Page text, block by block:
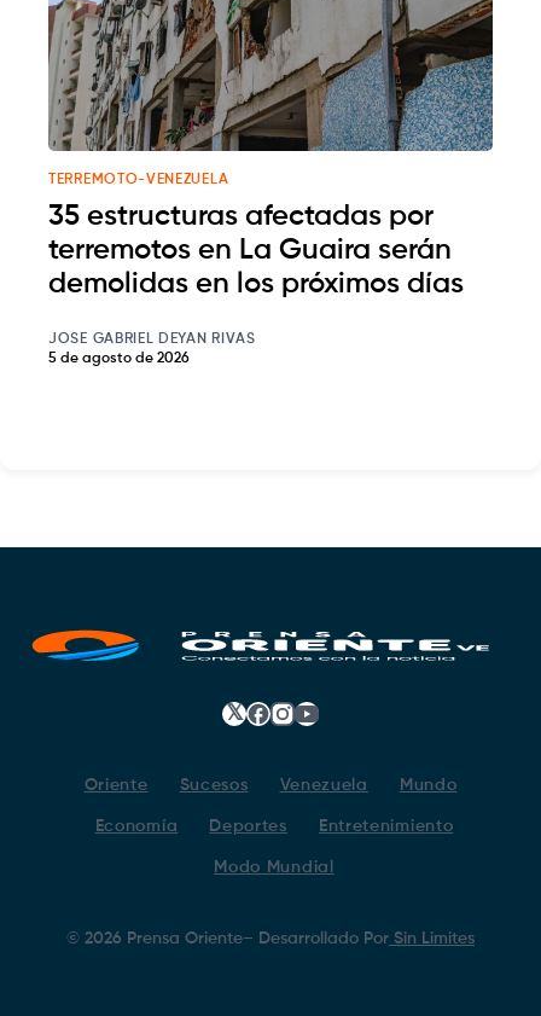
TERREMOTO-VENEZUELA
35 estructuras afectadas por
terremotos en La Guaira serán
demolidas en los próximos días
JOSE GABRIEL DEYAN RIVAS
5 de agosto de 2026
𝕏 Facebook
Instagram
YouTube
Oriente Sucesos Venezuela Mundo
Economía Deportes Entretenimiento
Modo Mundial
© 2026 Prensa Oriente– Desarrollado Por Sin Limites